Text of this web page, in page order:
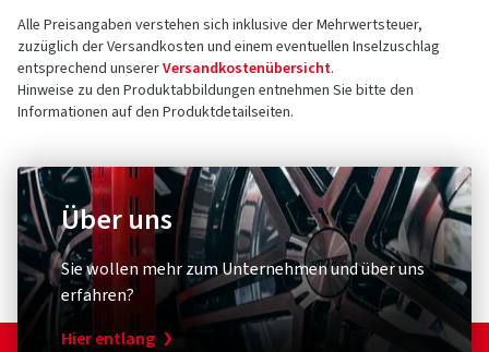
Alle Preisangaben verstehen sich inklusive der Mehrwertsteuer,
zuzüglich der Versandkosten und einem eventuellen Inselzuschlag
entsprechend unsererVersandkostenübersicht.
Hinweise zu den Produktabbildungen entnehmen Sie bitte den
Informationen auf den Produktdetailseiten.
Über uns
Sie wollen mehr zum Unternehmen und über uns
erfahren?
Hier entlang